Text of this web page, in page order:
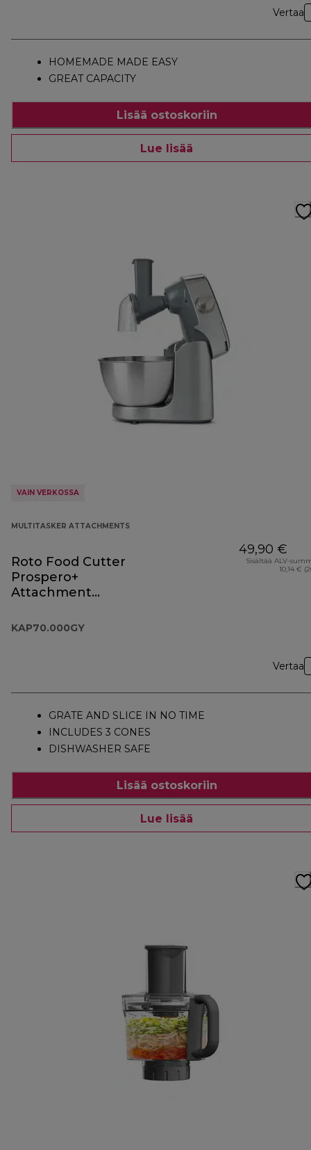
Vertaa
HOMEMADE MADE EASY
GREAT CAPACITY
Lisää ostoskoriin
Lue lisää
VAIN VERKOSSA
MULTITASKER ATTACHMENTS
Roto Food Cutter
Prospero+
Attachment
KAP70.000GY
49,90 €
Sisältää ALV-
10,14 €
Vertaa
GRATE AND SLICE IN NO TIME
INCLUDES 3 CONES
DISHWASHER SAFE
Lisää ostoskoriin
Lue lisää